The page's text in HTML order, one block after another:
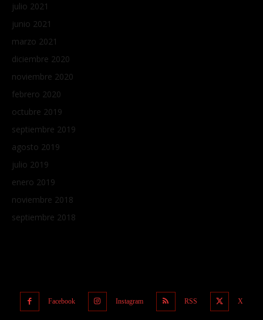
julio 2021
junio 2021
marzo 2021
diciembre 2020
noviembre 2020
febrero 2020
octubre 2019
septiembre 2019
agosto 2019
julio 2019
enero 2019
noviembre 2018
septiembre 2018
Facebook Instagram RSS X